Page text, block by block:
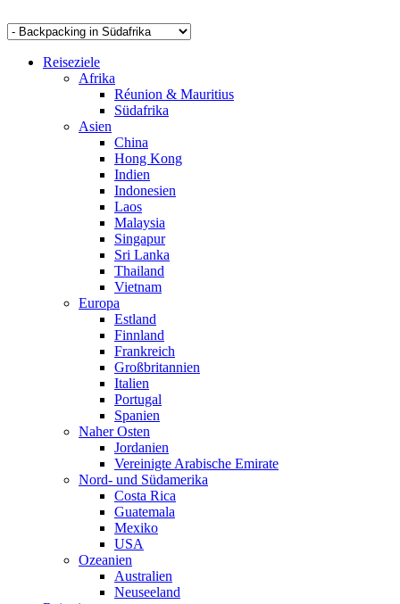
Reiseziele
Afrika
Réunion & Mauritius
Südafrika
Asien
China
Hong Kong
Indien
Indonesien
Laos
Malaysia
Singapur
Sri Lanka
Thailand
Vietnam
Europa
Estland
Finnland
Frankreich
Großbritannien
Italien
Portugal
Spanien
Naher Osten
Jordanien
Vereinigte Arabische Emirate
Nord- und Südamerika
Costa Rica
Guatemala
Mexiko
USA
Ozeanien
Australien
Neuseeland